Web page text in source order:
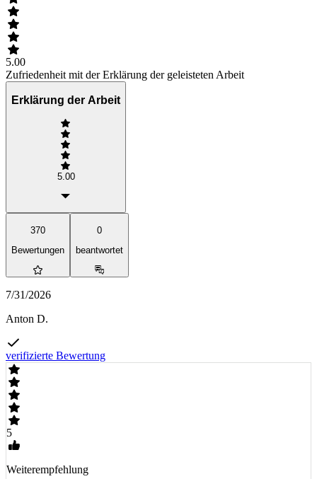
5.00
Zufriedenheit mit der Erklärung der geleisteten Arbeit
Erklärung der Arbeit
5.00
370
Bewertungen
0
beantwortet
7/31/2026
Anton D.
verifizierte Bewertung
5
Weiterempfehlung